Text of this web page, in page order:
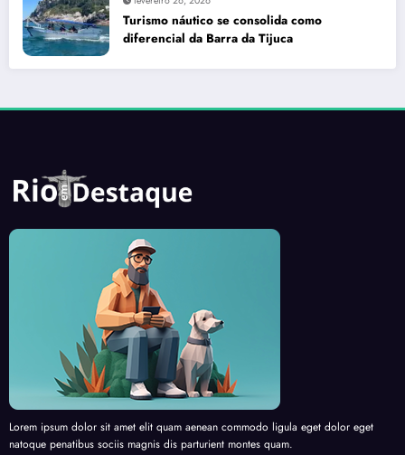
Turismo náutico se consolida como
diferencial da Barra da Tijuca
Lorem ipsum dolor sit amet elit quam aenean commodo ligula eget dolor eget
natoque penatibus sociis magnis dis parturient montes quam.